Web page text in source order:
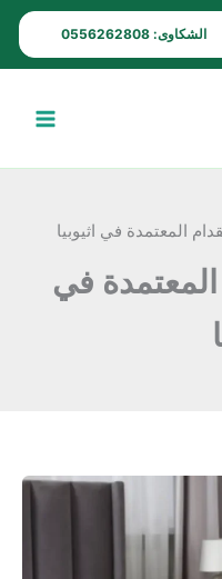
الشكاوى: 0556262808
المعتمدة في اثيوبيا
في